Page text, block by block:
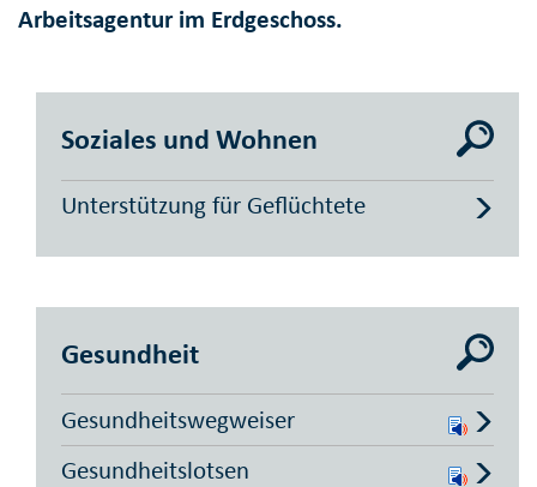
Arbeitsagentur im Erdgeschoss.
Soziales und Wohnen
Unterstützung für Geflüchtete
Gesundheit
Gesundheitswegweiser
Gesundheitslotsen